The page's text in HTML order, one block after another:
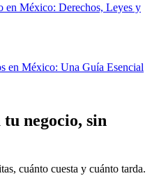
en México: Derechos, Leyes y
en México: Una Guía Esencial
negocio, sin
cuánto cuesta y cuánto tarda.